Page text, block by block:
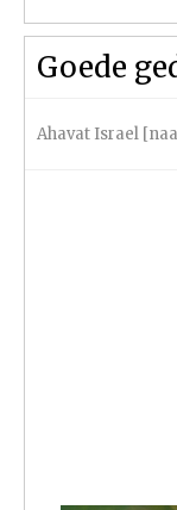
Goede
Ahavat Israel